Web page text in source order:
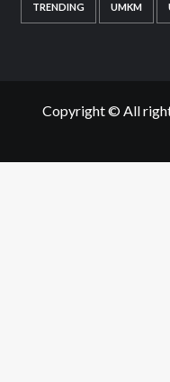
TRENDING UMKM
Copyright © All